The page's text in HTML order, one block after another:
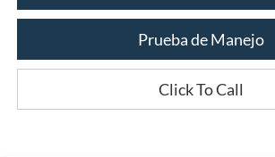
Prueba de Manejo
Click To Call